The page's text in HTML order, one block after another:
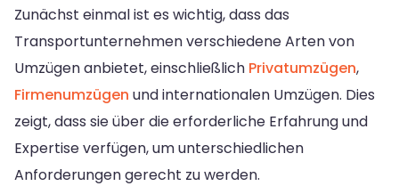
Zunächst einmal ist es wichtig, dass das
Transportunternehmen verschiedene Arten von
Umzügen anbietet, einschließlich Privatumzügen,
Firmenumzügen und internationalen Umzügen. Dies
zeigt, dass sie über die erforderliche Erfahrung und
Expertise verfügen, um unterschiedlichen
Anforderungen gerecht zu werden.